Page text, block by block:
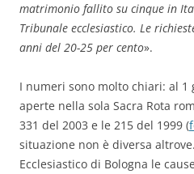
matrimonio fallito su cinque in
Tribunale ecclesiastico. Le
anni del 20-25 per cento».
I numeri sono molto chiari: al 1
aperte nella sola Sacra Rota
331 del 2003 e le 215 del 1999 (
situazione non è diversa
Ecclesiastico di Bologna le